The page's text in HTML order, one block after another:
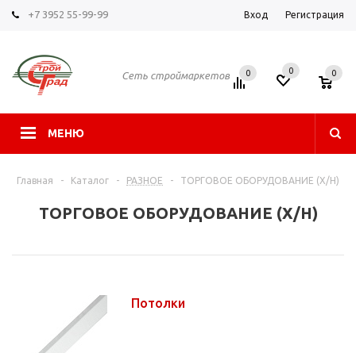
+7 3952 55-99-99 Вход Регистрация
Сеть строймаркетов
МЕНЮ
0 0 0
Главная - Каталог - РАЗНОЕ - ТОРГОВОЕ ОБОРУДОВАНИЕ (Х/Н)
ТОРГОВОЕ ОБОРУДОВАНИЕ (Х/Н)
Потолки